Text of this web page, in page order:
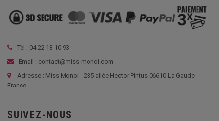
Tél : 04 22 13 10 93
Email : contact@miss-monoi.com
Adresse : Miss Monoi - 235 allée Hector Pintus 06610 La Gaude
France
SUIVEZ-NOUS